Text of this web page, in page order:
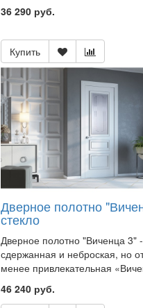
36 290 руб.
Купить
Дверное полотно
стекло
Дверное полотно "Виченца 3" -
сдержанная и неброская, но
менее привлекательная
46 240 руб.